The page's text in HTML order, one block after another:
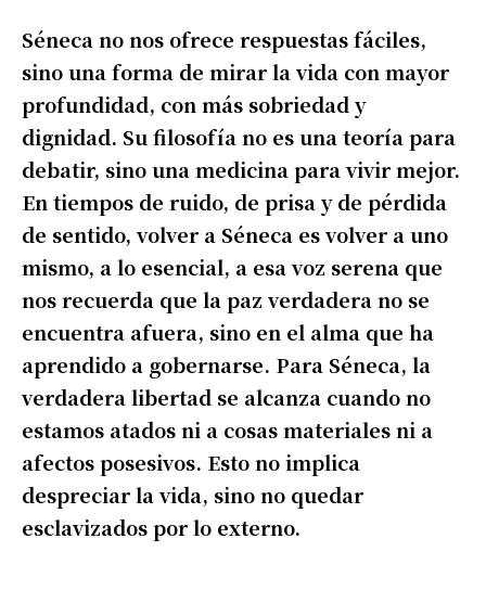
Séneca no nos ofrece respuestas fáciles,
sino una forma de mirar la vida con mayor
profundidad, con más sobriedad y
dignidad. Su filosofía no es una teoría para
debatir, sino una medicina para vivir mejor.
En tiempos de ruido, de prisa y de pérdida
de sentido, volver a Séneca es volver a uno
mismo, a lo esencial, a esa voz serena que
nos recuerda que la paz verdadera no se
encuentra afuera, sino en el alma que ha
aprendido a gobernarse. Para Séneca, la
verdadera libertad se alcanza cuando no
estamos atados ni a cosas materiales ni a
afectos posesivos. Esto no implica
despreciar la vida, sino no quedar
esclavizados por lo externo.